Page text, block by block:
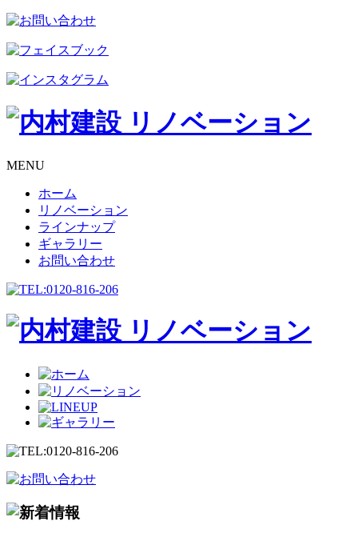
MENU
ホーム
リノベーション
ラインナップ
ギャラリー
お問い合わせ